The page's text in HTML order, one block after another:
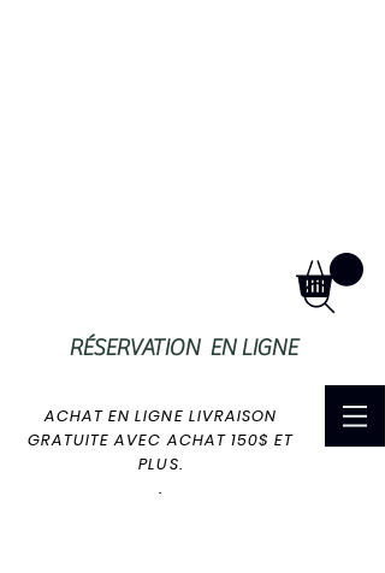
RÉSERVATION EN LIGNE
ACHAT EN LIGNE LIVRAISON
GRATUITE AVEC ACHAT 150$ ET
PLUS.
.